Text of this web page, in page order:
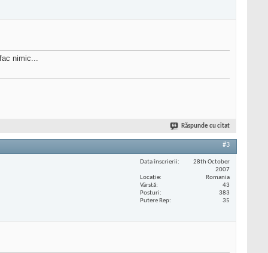
nimic...
Răspunde cu citat
#3
Data înscrierii
28th October
2007
Locaţie
Romania
Vârstă
43
Posturi
383
Putere Rep
35